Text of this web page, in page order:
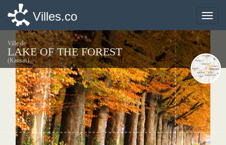
Toggle
Villes.co
Ville de
LAKE OF THE FOREST
(Kansas)
Toggle
Villes.co